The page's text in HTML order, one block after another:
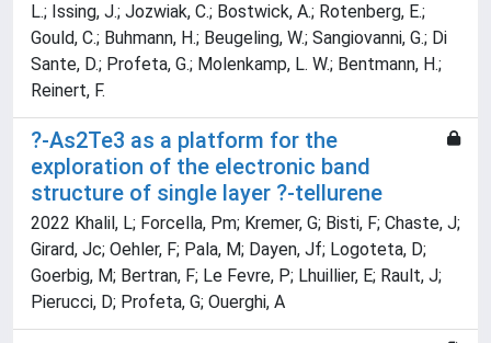
L.; Issing, J.; Jozwiak, C.; Bostwick, A.; Rotenberg, E.;
Gould, C.; Buhmann, H.; Beugeling, W.; Sangiovanni, G.; Di
Sante, D.; Profeta, G.; Molenkamp, L. W.; Bentmann, H.;
Reinert, F.
?-As2Te3 as a platform for the
exploration of the electronic band
structure of single layer ?-tellurene
2022 Khalil, L; Forcella, Pm; Kremer, G; Bisti, F; Chaste, J;
Girard, Jc; Oehler, F; Pala, M; Dayen, Jf; Logoteta, D;
Goerbig, M; Bertran, F; Le Fevre, P; Lhuillier, E; Rault, J;
Pierucci, D; Profeta, G; Ouerghi, A